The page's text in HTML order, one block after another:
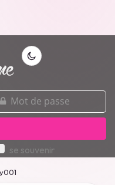
se souvenir